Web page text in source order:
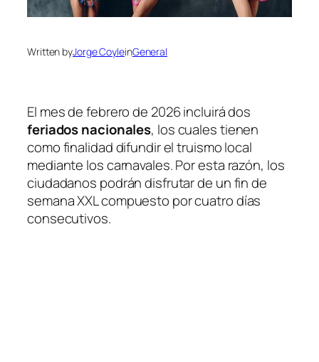
Written byJorge CoyleinGeneral
El mes de febrero de 2026 incluirá dos
feriados nacionales, los cuales tienen
como finalidad difundir el truismo local
mediante los carnavales. Por esta razón, los
ciudadanos podrán disfrutar de un fin de
semana XXL compuesto por cuatro días
consecutivos.